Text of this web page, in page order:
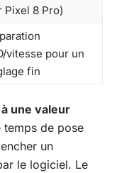
Pixel 8 Pro)
vitesse pour un
fin
une valeur
temps de pose
un
le logiciel. Le